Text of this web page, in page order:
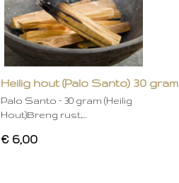
Heilig hout (Palo Santo) 30 gram
Palo Santo – 30 gram (Heilig
Hout)Breng rust,…
€ 6,00